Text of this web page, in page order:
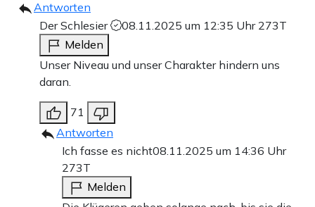
Antworten
Der Schlesier
08.11.2025 um 12:35 Uhr 273T
Melden
Unser Niveau und unser Charakter hindern uns
daran.
71
Antworten
Ich fasse es nicht08.11.2025 um 14:36 Uhr
273T
Melden